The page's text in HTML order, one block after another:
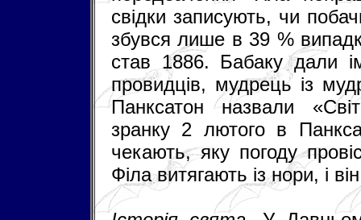
свідки записують, чи
збувся лише в 39 %
став 1886. Бабаку дали
провидців, мудрець із
Панксатон назвали
зранку 2 лютого в
чекають, яку погоду
Філа витягають із нори, і